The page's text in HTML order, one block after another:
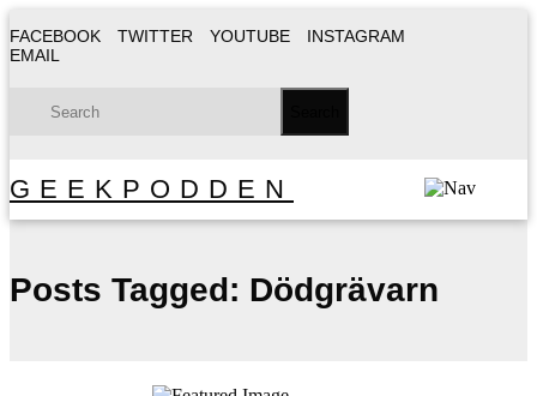
FACEBOOK TWITTER YOUTUBE
INSTAGRAM
EMAIL
GEEKPODDEN
Posts Tagged: Dödgrävarn